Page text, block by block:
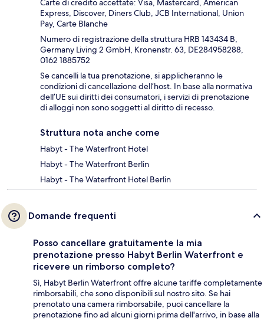
Carte di credito accettate: Visa, Mastercard, American
Express, Discover, Diners Club, JCB International, Union
Pay, Carte Blanche
Numero di registrazione della struttura HRB 143434 B,
Germany Living 2 GmbH, Kronenstr. 63, DE284958288,
0162 1885752
Se cancelli la tua prenotazione, si applicheranno le
condizioni di cancellazione dell’host. In base alla normativa
dell’UE sui diritti dei consumatori, i servizi di prenotazione
di alloggi non sono soggetti al diritto di recesso.
Struttura nota anche come
Habyt - The Waterfront Hotel
Habyt - The Waterfront Berlin
Habyt - The Waterfront Hotel Berlin
Domande frequenti
Posso cancellare gratuitamente la mia
prenotazione presso Habyt Berlin Waterfront e
ricevere un rimborso completo?
Sì, Habyt Berlin Waterfront offre alcune tariffe completamente
rimborsabili, che sono disponibili sul nostro sito. Se hai
prenotato una camera rimborsabile, puoi cancellare la
prenotazione fino ad alcuni giorni prima dell'arrivo, in base alla